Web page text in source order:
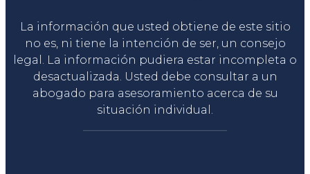
La información que usted obtiene de este sitio
no es, ni tiene la intención de ser, un consejo
legal. La información pudiera estar incompleta o
desactualizada. Usted debe consultar a un
abogado para asesoramiento acerca de su
situación individual.